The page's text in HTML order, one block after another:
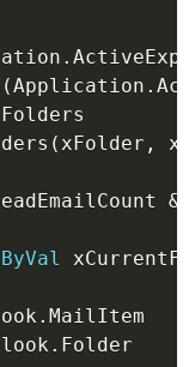
.
(Application .
( xFolder ,
&
ByVal
.
.